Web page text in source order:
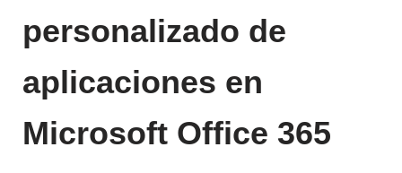
personalizado de
aplicaciones en
Microsoft Office 365